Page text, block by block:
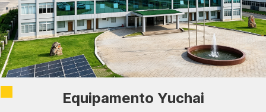
Equipamento Yuchai